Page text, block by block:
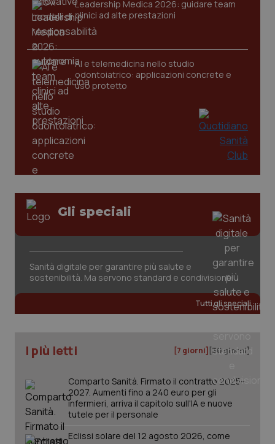
Leadership Medica 2026: guidare team
clinici ad alte prestazioni
AI e telemedicina nello studio
odontoiatrico: applicazioni concrete e
uso protetto
Gli speciali
Sanità digitale per garantire più salute e
sostenibilità. Ma servono standard e condivisione
Tutti gli speciali
I più letti [7 giorni] [30 giorni]
Comparto Sanità. Firmato il contratto 2025-
2027. Aumenti fino a 240 euro per gli
infermieri, arriva il capitolo sull'IA e nuove
tutele per il personale
Eclissi solare del 12 agosto 2026, come
CookieScriptConsent
tracking-sites-ironfish-
www.quotidianosanita.it